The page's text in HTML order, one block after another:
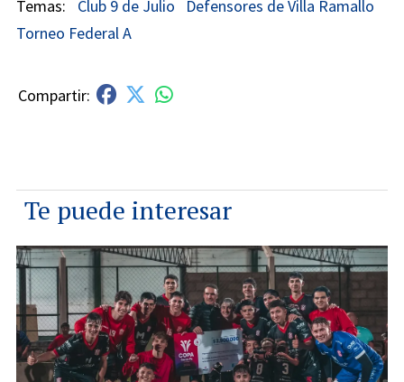
Club 9 de Julio
Defensores de Villa Ramallo
Torneo Federal A
Te puede interesar